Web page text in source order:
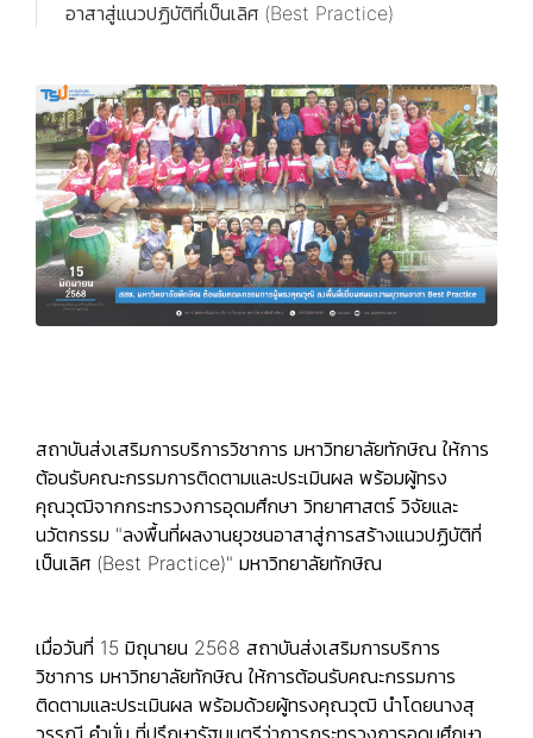
อาสาสู่แนวปฏิบัติที่เป็นเลิศ (Best Practice)
สถาบันส่งเสริมการบริการวิชาการ มหาวิทยาลัยทักษิณ ให้การ
ต้อนรับคณะกรรมการติดตามและประเมินผล พร้อมผู้ทรง
คุณวุฒิจากกระทรวงการอุดมศึกษา วิทยาศาสตร์ วิจัยและ
นวัตกรรม "ลงพื้นที่ผลงานยุวชนอาสาสู่การสร้างแนวปฏิบัติที่
เป็นเลิศ (Best Practice)" มหาวิทยาลัยทักษิณ
เมื่อวันที่ 15 มิถุนายน 2568 สถาบันส่งเสริมการบริการ
วิชาการ มหาวิทยาลัยทักษิณ ให้การต้อนรับคณะกรรมการ
ติดตามและประเมินผล พร้อมด้วยผู้ทรงคุณวุฒิ นำโดยนางสุ